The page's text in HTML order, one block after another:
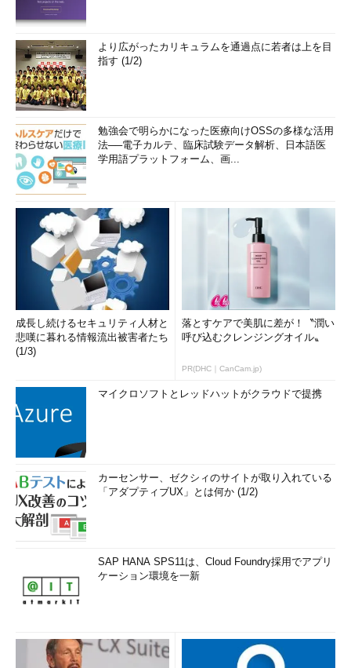
より広がったカリキュラムを通過点に若者は上を目
指す (1/2)
勉強会で明らかになった医療向けOSSの多様な活用
法──電子カルテ、臨床試験データ解析、日本語医
学用語プラットフォーム、画...
成長し続けるセキュリティ人材と
悲嘆に暮れる情報流出被害者たち
(1/3)
落とすケアで美肌に差が！〝潤い
呼び込むクレンジングオイル〟
PR(DHC｜CanCam.jp)
マイクロソフトとレッドハットがクラウドで提携
カーセンサー、ゼクシィのサイトが取り入れている
「アダプティブUX」とは何か (1/2)
SAP HANA SPS11は、Cloud Foundry採用でアプリ
ケーション環境を一新